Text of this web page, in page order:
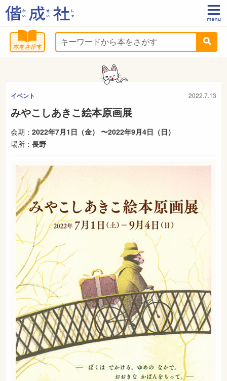
イベント 2022.7.13
みやこしあきこ絵本原画展
会期： 2022年7月1日（金） 〜2022年9月4日（日）
場所： 長野